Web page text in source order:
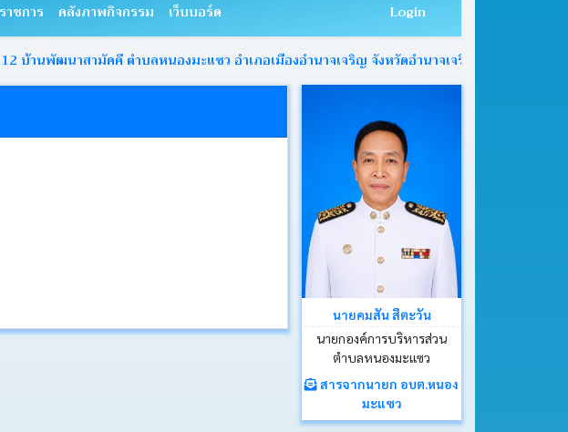
าชการ คลังภาพกิจกรรม เว็บบอร์ด Login
าสามัคคี ตำบลหนองมะแซว อำเภอเมืองอำนาจเจริญ จังหวัดอำนาจเจริญ
นายคมสัน สีตะวัน
นายกองค์การบริหารส่วน
ตำบลหนองมะแซว
สารจากนายก อบต.หนอง
มะแซว